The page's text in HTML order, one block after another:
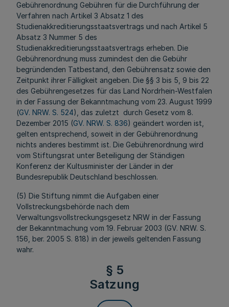
Gebührenordnung Gebühren für die Durchführung der
Verfahren nach Artikel 3 Absatz 1 des
Studienakkreditierungsstaatsvertrags und nach Artikel 5
Absatz 3 Nummer 5 des
Studienakkreditierungsstaatsvertrags erheben. Die
Gebührenordnung muss zumindest den die Gebühr
begründenden Tatbestand, den Gebührensatz sowie den
Zeitpunkt ihrer Fälligkeit angeben. Die §§ 3 bis 5, 9 bis 22
des Gebührengesetzes für das Land Nordrhein-Westfalen
in der Fassung der Bekanntmachung vom 23. August 1999
(GV. NRW. S. 524), das zuletzt durch Gesetz vom 8.
Dezember 2015 (GV. NRW. S. 836) geändert worden ist,
gelten entsprechend, soweit in der Gebührenordnung
nichts anderes bestimmt ist. Die Gebührenordnung wird
vom Stiftungsrat unter Beteiligung der Ständigen
Konferenz der Kultusminister der Länder in der
Bundesrepublik Deutschland beschlossen.
(5) Die Stiftung nimmt die Aufgaben einer
Vollstreckungsbehörde nach dem
Verwaltungsvollstreckungsgesetz NRW in der Fassung
der Bekanntmachung vom 19. Februar 2003 (GV. NRW. S.
156, ber. 2005 S. 818) in der jeweils geltenden Fassung
wahr.
§ 5
Satzung